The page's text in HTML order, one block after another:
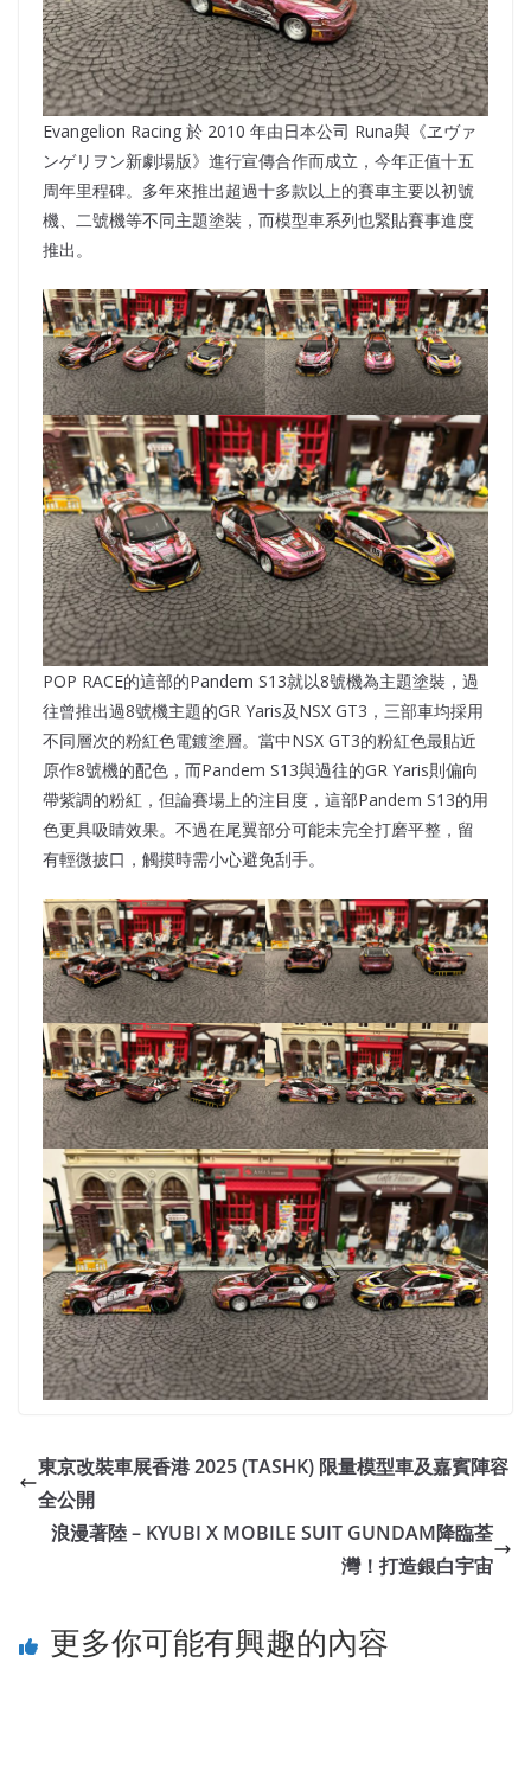
Evangelion Racing 於 2010 年由日本公司 Runa與《ヱヴァ
ンゲリヲン新劇場版》進行宣傳合作而成立，今年正值十五
周年里程碑。多年來推出超過十多款以上的賽車主要以初號
機、二號機等不同主題塗裝，而模型車系列也緊貼賽事進度
推出。
POP RACE的這部的Pandem S13就以8號機為主題塗裝，過
往曾推出過8號機主題的GR Yaris及NSX GT3，三部車均採用
不同層次的粉紅色電鍍塗層。當中NSX GT3的粉紅色最貼近
原作8號機的配色，而Pandem S13與過往的GR Yaris則偏向
帶紫調的粉紅，但論賽場上的注目度，這部Pandem S13的用
色更具吸睛效果。不過在尾翼部分可能未完全打磨平整，留
有輕微披口，觸摸時需小心避免刮手。
東京改裝車展香港 2025 (TASHK) 限量模型車及嘉賓陣容
全公開
浪漫著陸 – KYUBI X MOBILE SUIT GUNDAM降臨荃
灣！打造銀白宇宙
更多你可能有興趣的內容